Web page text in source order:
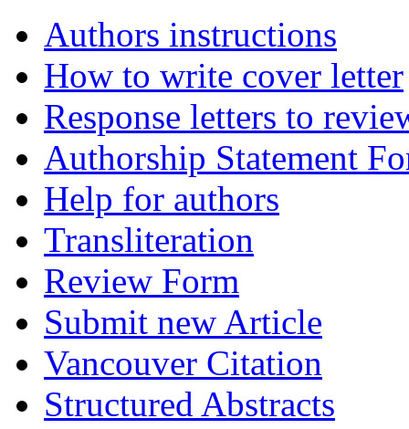
Authors instructions
How to write cover letter
Response letters to
Authorship Statement
Help for authors
Transliteration
Review Form
Submit new Article
Vancouver Citation
Structured Abstracts